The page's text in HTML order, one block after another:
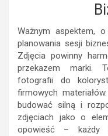
Ważnym aspektem,
planowania sesji
Zdjęcia powinny
przekazem marki.
fotografii do
firmowych
budować silną i
zdjęciach jako o
opowieść – każdy